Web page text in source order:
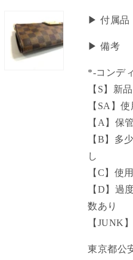
▶ 付属
▶︎ 備考
*-コンデ
【S】新
【SA】
【A】保
【B】多
し
【C】使
【D】過
数あり
【JUNK
東京都